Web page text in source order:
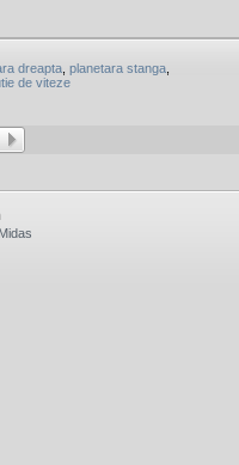
dreapta planetara stanga
de viteze